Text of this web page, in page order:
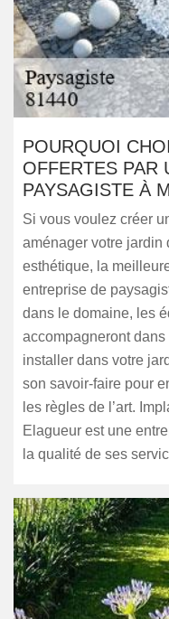
POURQUOI
OFFERTES PAR
PAYSAGISTE À
Si vous voulez créer
aménager votre jardin
esthétique, la
entreprise de
dans le domaine, les
accompagneront
installer dans votre
son savoir-faire pour
les règles de l’art.
Elagueur est une
la qualité de ses